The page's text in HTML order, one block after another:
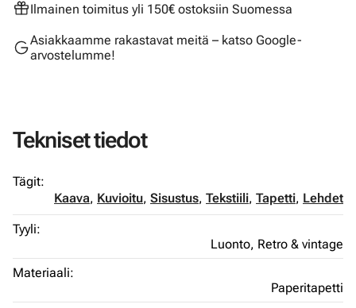
Ilmainen toimitus yli 150€ ostoksiin Suomessa
Asiakkaamme rakastavat meitä – katso Google-
arvostelumme!
Tekniset tiedot
Tägit:
Kaava, Kuvioitu, Sisustus, Tekstiili, Tapetti, Lehdet
Tyyli:
Luonto, Retro & vintage
Materiaali:
Paperitapetti